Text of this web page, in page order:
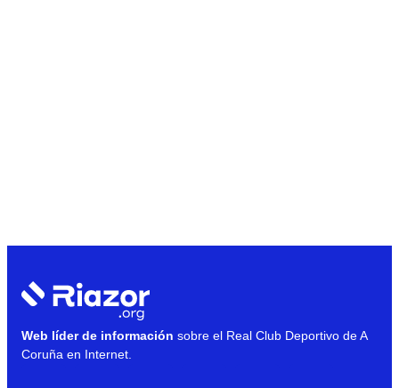
Web líder de información sobre el Real Club Deportivo de A
Coruña en Internet.